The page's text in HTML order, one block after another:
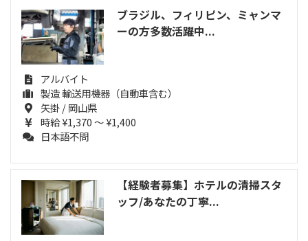
ブラジル、フィリピン、ミャンマ
ーの方多数活躍中...
アルバイト
製造 輸送用機器（自動車含む）
矢掛 / 岡山県
時給 ¥1,370 ～ ¥1,400
日本語不問
【経験者募集】ホテルの清掃スタ
ッフ/あなたの丁寧...